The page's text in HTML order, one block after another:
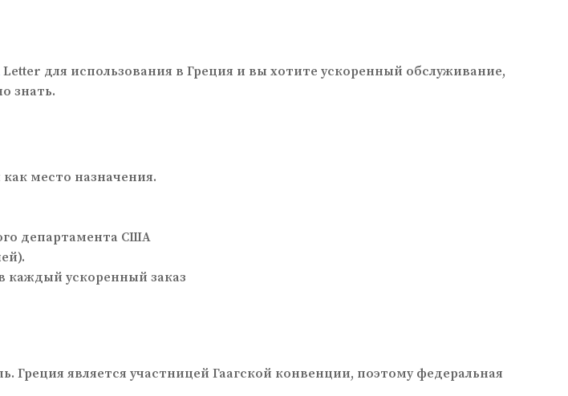
Letter для использования в Греция и вы хотите ускоренный обслуживание,
знать.
место назначения.
департамента США
каждый ускоренный заказ
является участницей Гаагской конвенции, поэтому федеральная